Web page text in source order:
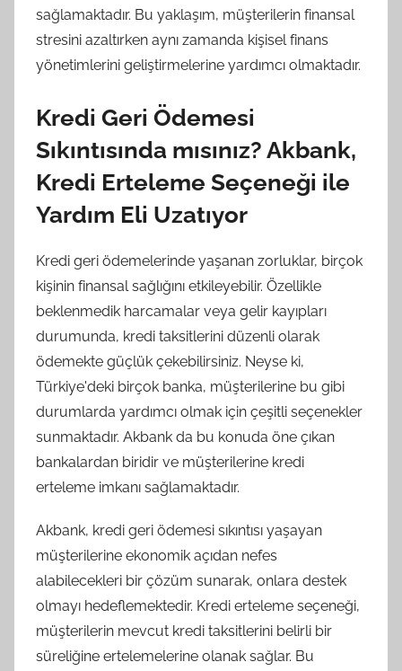
sağlamaktadır. Bu yaklaşım, müşterilerin finansal
stresini azaltırken aynı zamanda kişisel finans
yönetimlerini geliştirmelerine yardımcı olmaktadır.
Kredi Geri Ödemesi
Sıkıntısında mısınız? Akbank,
Kredi Erteleme Seçeneği ile
Yardım Eli Uzatıyor
Kredi geri ödemelerinde yaşanan zorluklar, birçok
kişinin finansal sağlığını etkileyebilir. Özellikle
beklenmedik harcamalar veya gelir kayıpları
durumunda, kredi taksitlerini düzenli olarak
ödemekte güçlük çekebilirsiniz. Neyse ki,
Türkiye'deki birçok banka, müşterilerine bu gibi
durumlarda yardımcı olmak için çeşitli seçenekler
sunmaktadır. Akbank da bu konuda öne çıkan
bankalardan biridir ve müşterilerine kredi
erteleme imkanı sağlamaktadır.
Akbank, kredi geri ödemesi sıkıntısı yaşayan
müşterilerine ekonomik açıdan nefes
alabilecekleri bir çözüm sunarak, onlara destek
olmayı hedeflemektedir. Kredi erteleme seçeneği,
müşterilerin mevcut kredi taksitlerini belirli bir
süreliğine ertelemelerine olanak sağlar. Bu